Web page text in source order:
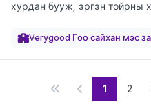
хурдан бууж, эргэн тойрны
Verygood Гоо сайхан мэс
1 2